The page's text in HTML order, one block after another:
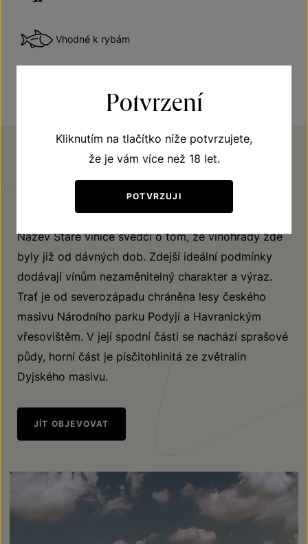
Vhodné k rybám
VINIČNÍ TRAŤ
Staré vinice
Název Staré vinice svědčí o tom, že vinohrady zde
byly již od dávných dob. Zdejší ideální podmínky
dodávají vínům nezaměnitelný charakter a výraz.
Trať je od severozápadu chráněna lesy českého
masivu Národního parku Podyjí a Havranickým
vřesovištěm. V její spodní části se nachází sprašové
půdy, horní část je písčitohlinitá ze zvětralin
Dyjského masivu.
JÍT OBJEVOVAT
Potvrzení
Kliknutím na tlačítko níže potvrzujete,
že je vám více než 18 let.
POTVRZUJI